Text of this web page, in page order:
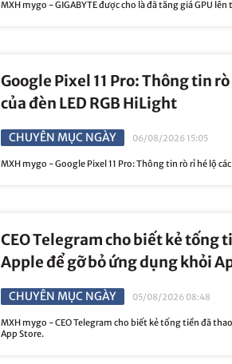
MXH mygo - GIGABYTE được cho là đã tăng giá GPU
Google Pixel 11 Pro: Thông tin
của đèn LED RGB HiLight
CHUYÊN MỤC NGÀY 06/08/2026 15:05
MXH mygo - Google Pixel 11 Pro: Thông tin rò rỉ hé lộ
CEO Telegram cho biết kẻ tống
Apple để gỡ bỏ ứng dụng khỏi
CHUYÊN MỤC NGÀY 05/08/2026 08:48
MXH mygo - CEO Telegram cho biết kẻ tống tiền đã
App Store.